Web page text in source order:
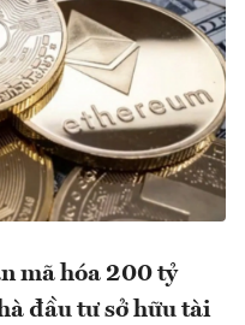
mã hóa 200 tỷ
đầu tư sở hữu tài